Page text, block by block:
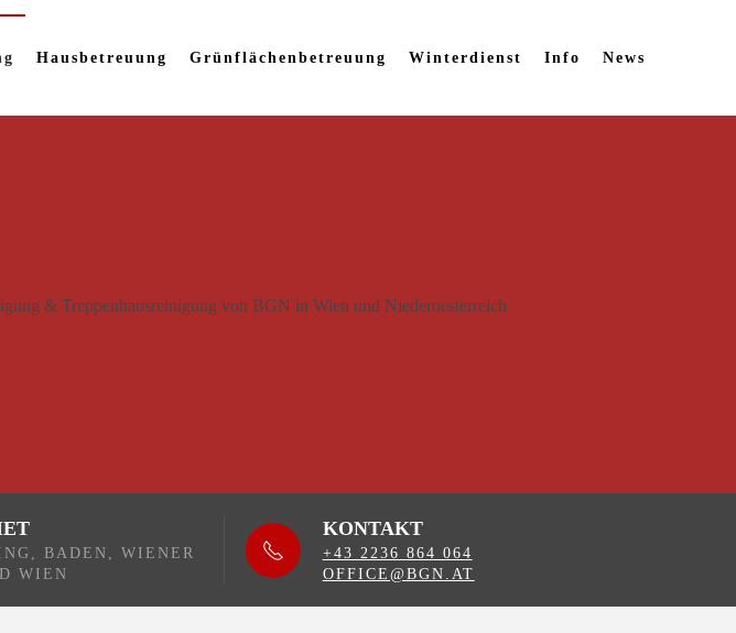
Hausbetreuung Grünflächenbetreuung Winterdienst Info News
BADEN, WIENER
WIEN
KONTAKT
+43 2236 864 064
OFFICE@BGN.AT